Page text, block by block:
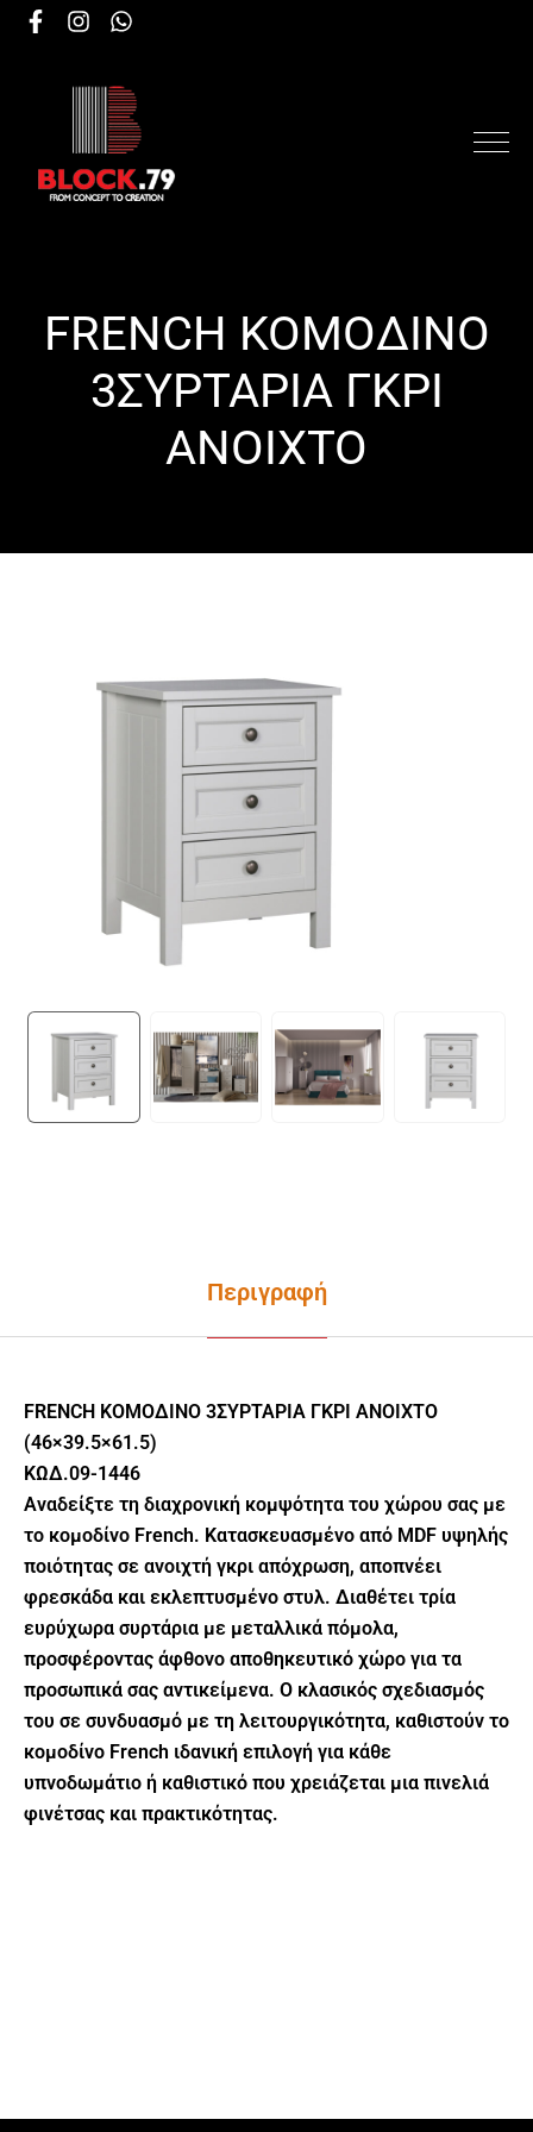
FRENCH ΚΟΜΟΔΙΝΟ
3ΣΥΡΤΑΡΙΑ ΓΚΡΙ
ΑΝΟΙΧΤΟ
Περιγραφή
FRENCH ΚΟΜΟΔΙΝΟ 3ΣΥΡΤΑΡΙΑ ΓΚΡΙ ΑΝΟΙΧΤΟ
(46×39.5×61.5)
ΚΩΔ.09-1446
Αναδείξτε τη διαχρονική κομψότητα του χώρου σας με
το κομοδίνο French. Κατασκευασμένο από MDF υψηλής
ποιότητας σε ανοιχτή γκρι απόχρωση, αποπνέει
φρεσκάδα και εκλεπτυσμένο στυλ. Διαθέτει τρία
ευρύχωρα συρτάρια με μεταλλικά πόμολα,
προσφέροντας άφθονο αποθηκευτικό χώρο για τα
προσωπικά σας αντικείμενα. Ο κλασικός σχεδιασμός
του σε συνδυασμό με τη λειτουργικότητα, καθιστούν το
κομοδίνο French ιδανική επιλογή για κάθε
υπνοδωμάτιο ή καθιστικό που χρειάζεται μια πινελιά
φινέτσας και πρακτικότητας.